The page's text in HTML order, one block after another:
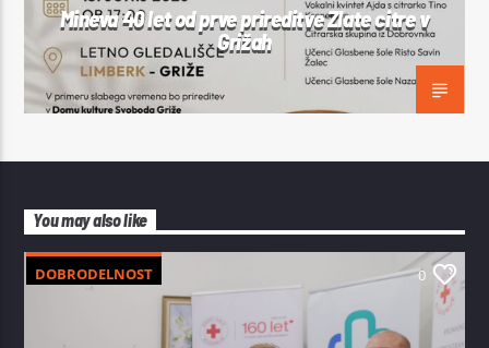
Mineva 40 let od prve prireditve Zlate citre v
Grižah
You may also like
DOBRODELNOST 0